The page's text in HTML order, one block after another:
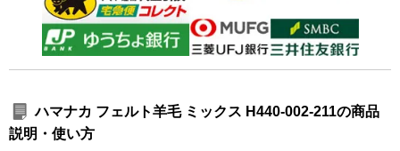
ハマナカ フェルト羊毛 ミックス H440-002-211の商品
説明・使い方